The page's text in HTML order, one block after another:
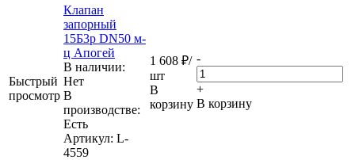
Быстрый
просмотр
Клапан
запорный
15Б3р DN50 м-
ц Апогей
В наличии:
Нет
В
производстве:
Есть
Артикул: L-
4559
1 608 ₽/
шт
В
корзину
-
+
В корзину